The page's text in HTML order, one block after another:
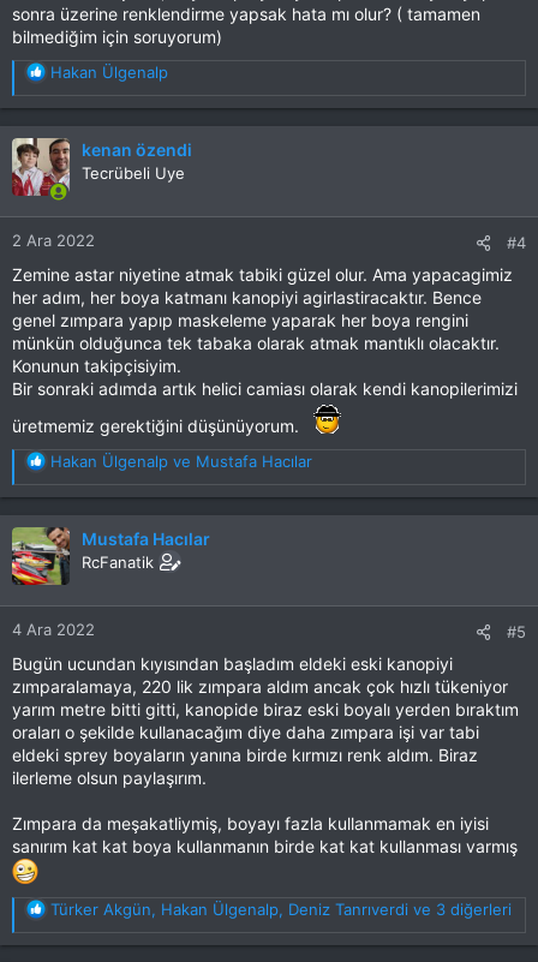
sonra üzerine renklendirme yapsak hata mı olur? ( tamamen
bilmediğim için soruyorum)
T
e
p
k
i
l
e
r
:
Hakan Ülgenalp
kenan özendi
Tecrübeli Uye
2 Ara 2022 #4
Zemine astar niyetine atmak tabiki güzel olur. Ama yapacagimiz
her adım, her boya katmanı kanopiyi agirlastiracaktır. Bence
genel zımpara yapıp maskeleme yaparak her boya rengini
münkün olduğunca tek tabaka olarak atmak mantıklı olacaktır.
Konunun takipçisiyim.
Bir sonraki adımda artık helici camiası olarak kendi kanopilerimizi
üretmemiz gerektiğini düşünüyorum.
T
e
p
k
i
l
e
r
:
Hakan Ülgenalp ve Mustafa Hacılar
Mustafa Hacılar
RcFanatik
4 Ara 2022 #5
Bugün ucundan kıyısından başladım eldeki eski kanopiyi
zımparalamaya, 220 lik zımpara aldım ancak çok hızlı tükeniyor
yarım metre bitti gitti, kanopide biraz eski boyalı yerden bıraktım
oraları o şekilde kullanacağım diye daha zımpara işi var tabi
eldeki sprey boyaların yanına birde kırmızı renk aldım. Biraz
ilerleme olsun paylaşırım.
Zımpara da meşakatliymiş, boyayı fazla kullanmamak en iyisi
sanırım kat kat boya kullanmanın birde kat kat kullanması varmış
T
e
p
Türker Akgün, Hakan Ülgenalp, Deniz Tanrıverdi ve 3 diğerleri